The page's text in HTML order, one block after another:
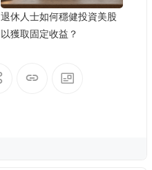
退休人士如何穩健投資美股
以獲取固定收益？